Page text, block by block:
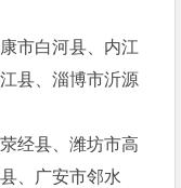
市白河县、内江
县、淄博市沂源
经县、潍坊市高
、广安市邻水